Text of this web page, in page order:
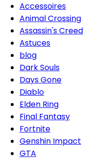
Accessoires
Animal Crossing
Assassin's Creed
Astuces
blog
Dark Souls
Days Gone
Diablo
Elden Ring
Final Fantasy
Fortnite
Genshin Impact
GTA